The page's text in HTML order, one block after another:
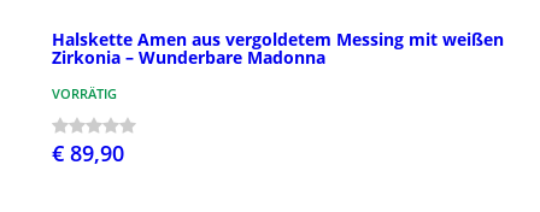
Halskette Amen aus vergoldetem Messing mit weißen
Zirkonia – Wunderbare Madonna
VORRÄTIG
€ 89,90